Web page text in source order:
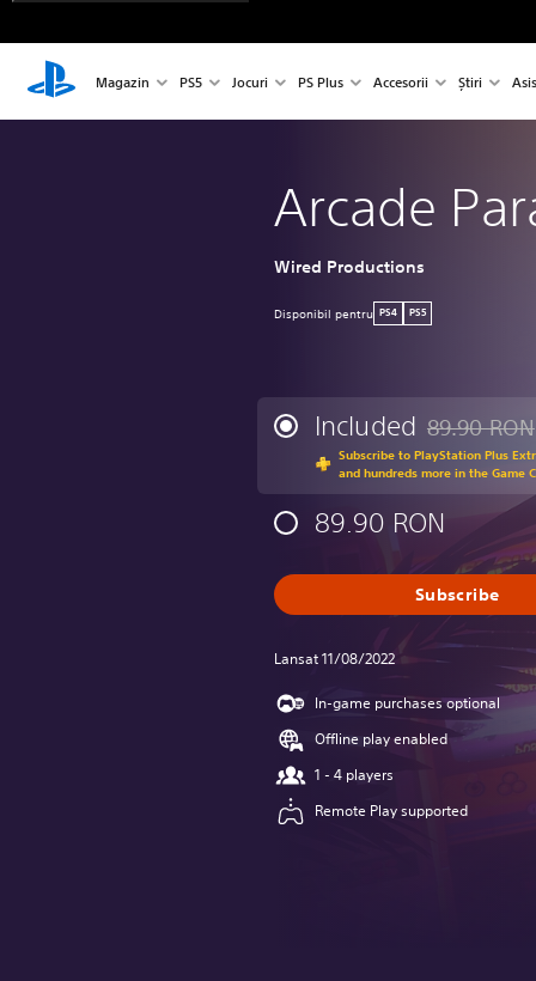
Magazin PS5 Jocuri PS Plus Accesorii Știri
Arcade
Wired Productions
Disponibil pentru PS4 PS5
Included Discounted
89.90 RON
Subscribe to PlayStation Plus
and hundreds more in the Game
89.90 RON
Subscribe
Lansat 11/08/2022
In-game purchases optional
Offline play enabled
1 - 4 players
Remote Play supported